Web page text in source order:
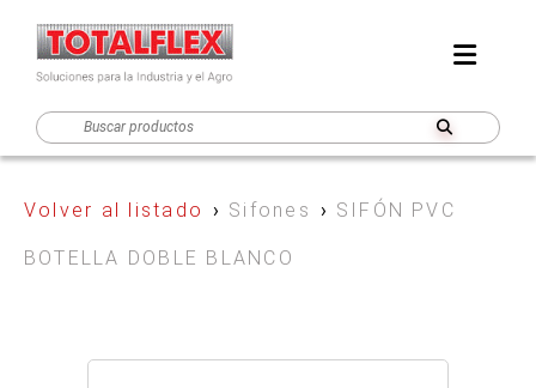
Volver al listado › Sifones › SIFÓN PVC
BOTELLA DOBLE BLANCO